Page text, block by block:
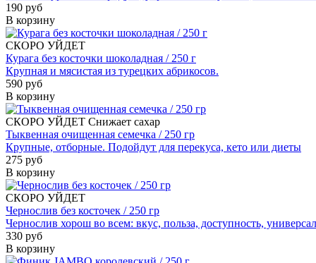
190 руб
В корзину
СКОРО УЙДЕТ
Курага без косточки шоколадная / 250 г
Крупная и мясистая из турецких абрикосов.
590 руб
В корзину
СКОРО УЙДЕТ Снижает сахар
Тыквенная очищенная семечка / 250 гр
Крупные, отборные. Подойдут для перекуса, кето или диеты
275 руб
В корзину
СКОРО УЙДЕТ
Чернослив без косточек / 250 гр
Чернослив хорош во всем: вкус, польза, доступность,
330 руб
В корзину